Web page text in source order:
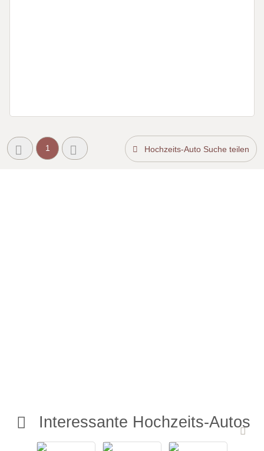
1 Hochzeits-Auto Suche teilen
Interessante Hochzeits-Autos